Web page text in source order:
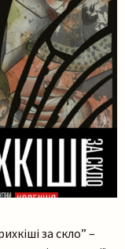
за скло” –